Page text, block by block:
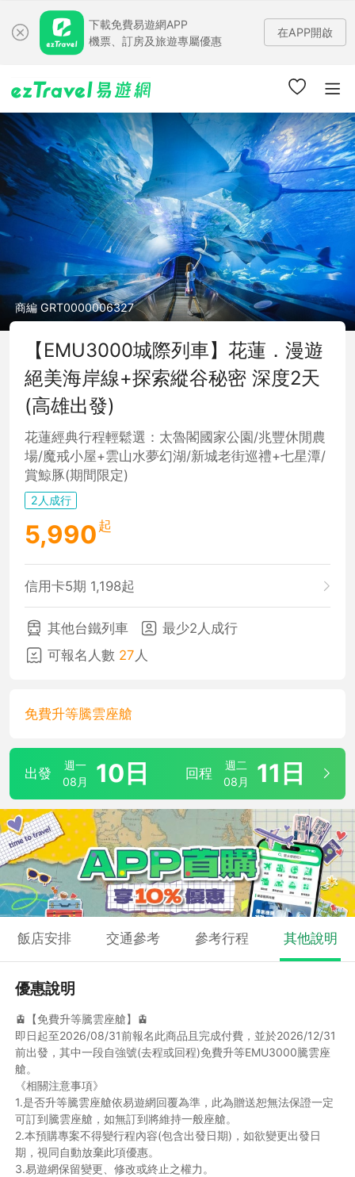
下載免費易遊網APP
機票、訂房及旅遊專屬優惠
在APP開啟
商編 GRT0000006327
【EMU3000城際列車】花蓮．漫遊
絕美海岸線+探索縱谷秘密 深度2天
(高雄出發)
花蓮經典行程輕鬆選：太魯閣國家公園/兆豐休閒農
場/魔戒小屋+雲山水夢幻湖/新城老街巡禮+七星潭/
賞鯨豚(期間限定)
2人成行
5,990 起
信用卡5期 1,198起
其他台鐵列車
最少2人成行
可報名人數 27 人
免費升等騰雲座艙
出發
週一
08月
10日 回程
週二
08月
11日
飯店安排 交通參考 參考行程 其他說明
優惠說明
🚊【免費升等騰雲座艙】🚊
即日起至2026/08/31前報名此商品且完成付費，並於2026/12/31
前出發，其中一段自強號(去程或回程)免費升等EMU3000騰雲座
艙。
《相關注意事項》
1.是否升等騰雲座艙依易遊網回覆為準，此為贈送恕無法保證一定
可訂到騰雲座艙，如無訂到將維持一般座艙。
2.本預購專案不得變行程內容(包含出發日期)，如欲變更出發日
期，視同自動放棄此項優惠。
3.易遊網保留變更、修改或終止之權力。